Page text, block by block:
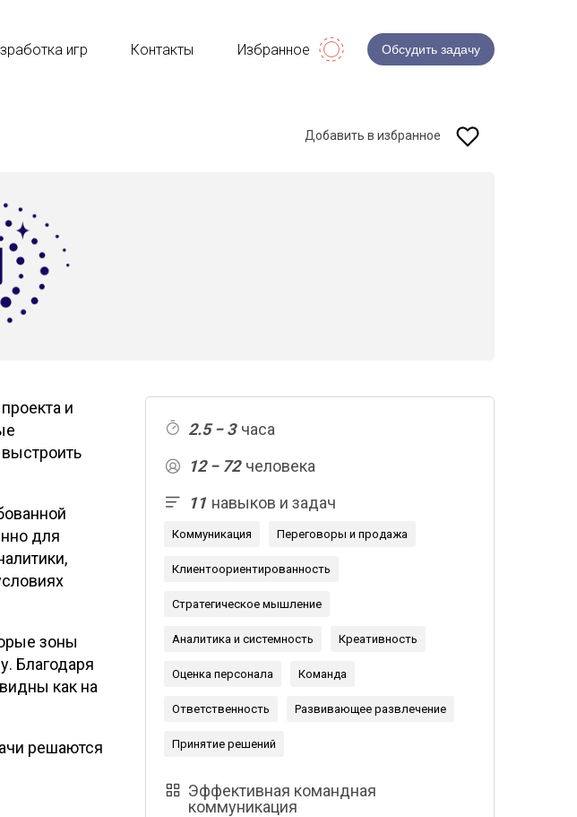
игр Контакты Избранное Обсудить задачу
Добавить в избранное
2.5 − 3часа
12 − 72человека
11 навыков и задач
Коммуникация Переговоры и продажа
Клиентоориентированность
Стратегическое мышление
Аналитика и системность Креативность
Оценка персонала Команда
Ответственность Развивающее развлечение
Принятие решений
Эффективная командная
коммуникация
и
для
зоны
Благодаря
как на
решаются